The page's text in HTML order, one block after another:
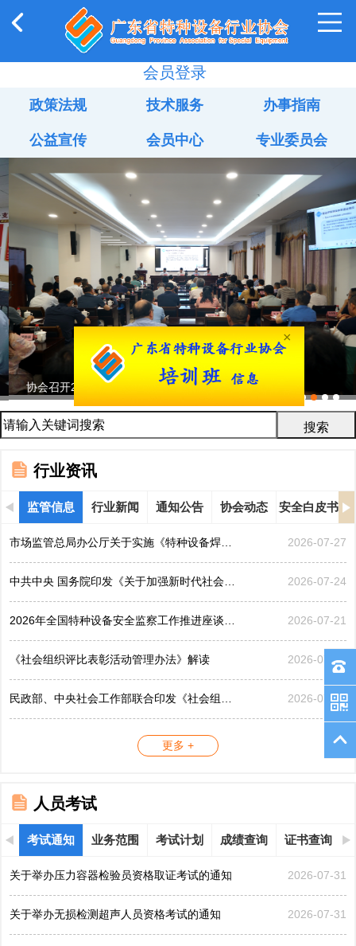
会员登录
政策法规 技术服务 办事指南
公益宣传 会员中心 专业委员会
协会召开2026年鉴定评审及人员考试工作会议...
行业资讯
监管信息 行业新闻 通知公告 协会动态 安全白皮书
市场监管总局办公厅关于实施《特种设备焊接操作人员考核... 2026-07-27
中共中央 国务院印发《关于加强新时代社会工作的意见》 2026-07-24
2026年全国特种设备安全监察工作推进座谈会在黑龙江哈... 2026-07-21
《社会组织评比表彰活动管理办法》解读 2026-07-17
民政部、中央社会工作部联合印发《社会组织评比表彰活动... 2026-07-17
更多 +
人员考试
考试通知 业务范围 考试计划 成绩查询 证书查询
关于举办压力容器检验员资格取证考试的通知 2026-07-31
关于举办无损检测超声人员资格考试的通知 2026-07-31
×